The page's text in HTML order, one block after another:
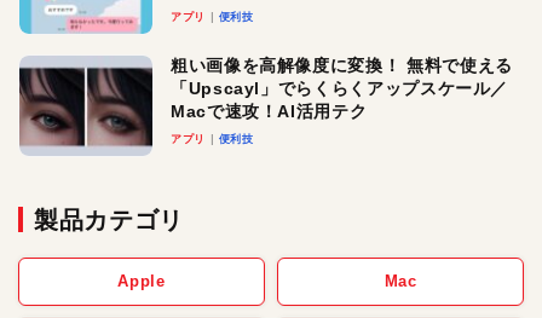
アプリ 便利技
粗い画像を高解像度に変換！ 無料で使える
「Upscayl」でらくらくアップスケール／
Macで速攻！AI活用テク
アプリ 便利技
製品カテゴリ
Apple Mac